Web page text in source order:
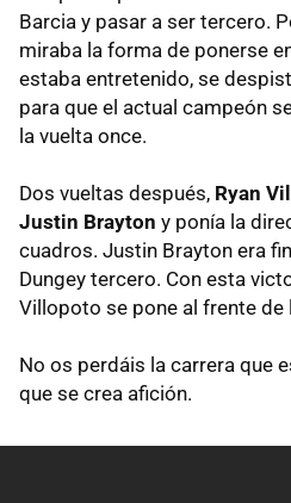
Barcia y pasar a ser tercero.
miraba la forma de ponerse
estaba entretenido, se
para que el actual campeón
la vuelta once.
Dos vueltas después, Ryan
Justin Brayton y ponía la
cuadros. Justin Brayton era
Dungey tercero. Con esta
Villopoto se pone al frente de
No os perdáis la carrera que
que se crea afición.